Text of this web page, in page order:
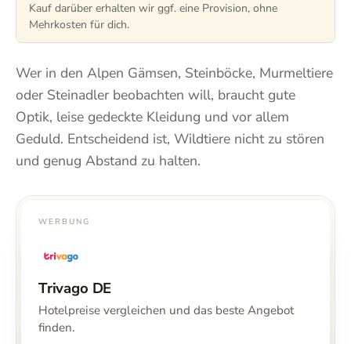
Kauf darüber erhalten wir ggf. eine Provision, ohne
Mehrkosten für dich.
Wer in den Alpen Gämsen, Steinböcke, Murmeltiere
oder Steinadler beobachten will, braucht gute
Optik, leise gedeckte Kleidung und vor allem
Geduld. Entscheidend ist, Wildtiere nicht zu stören
und genug Abstand zu halten.
WERBUNG
Trivago DE
Hotelpreise vergleichen und das beste Angebot
finden.